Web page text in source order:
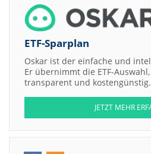
ETF-Sparplan
Oskar ist der einfache und
Er übernimmt die ETF-
transparent und kostengünstig.
JETZT MEHR